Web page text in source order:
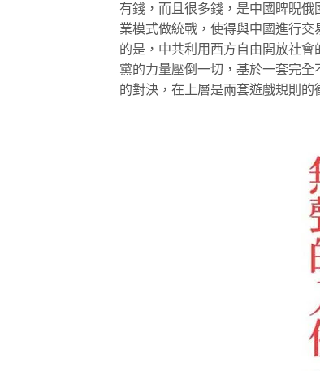
有錢，而且很多錢，是中國睥睨
業模式做統戰，使得與中國進行
的是，中共利用西方自由開放社
黨的力量壓倒一切，基於一套完
的對決，在上層是兩套遊戲規則的